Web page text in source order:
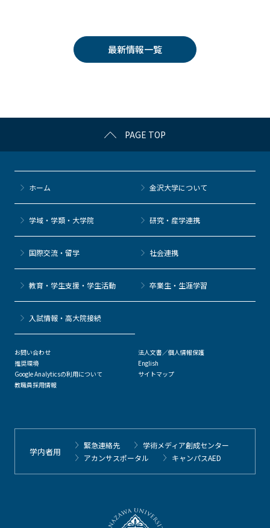
k
erk
et
n
a
最新情報一覧
PAGE TOP
ホーム 金沢大学について
学域・学類・大学院 研究・産学連携
国際交流・留学 社会連携
教育・学生支援・学生活動 卒業生・生涯学習
⼊試情報・高大院接続
お問い合わせ
推奨環境
Google Analyticsの利用について
教職員採用情報
法人文書／個人情報保護
English
サイトマップ
学内者用
緊急連絡先
学術メディア創成センター
アカンサスポータル
キャンパスAED